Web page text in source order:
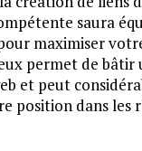
saura
maximiser
permet de bâtir
et peut
position dans les